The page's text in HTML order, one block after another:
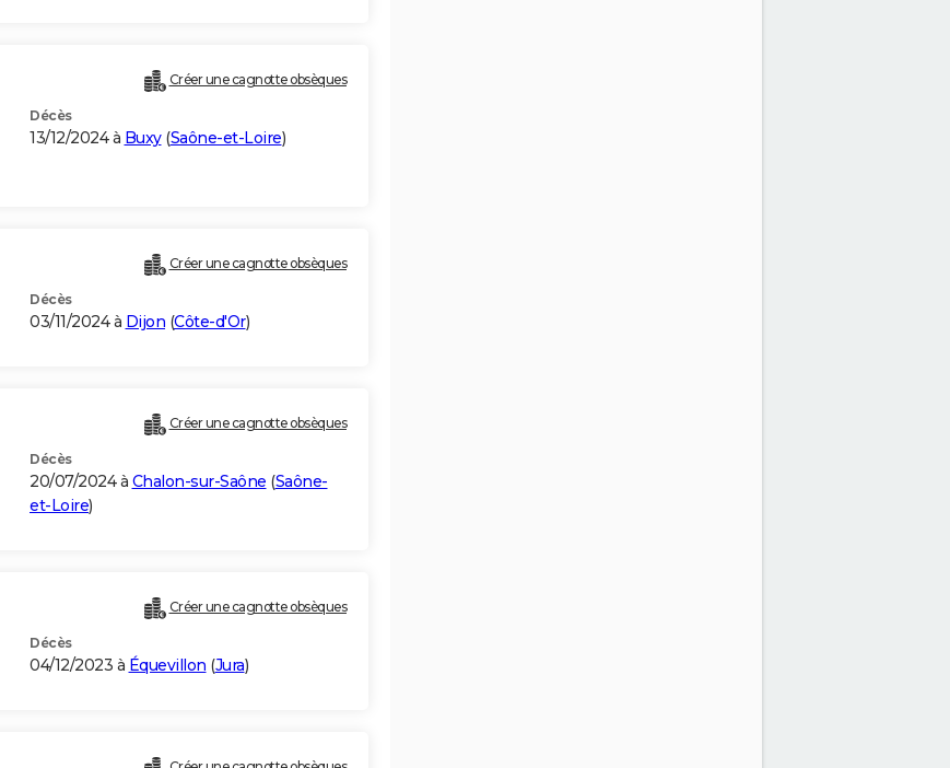
Créer une cagnotte obsèques
Décès
13/12/2024 à Buxy(Saône-et-Loire)
Créer une cagnotte obsèques
Décès
03/11/2024 à Dijon (Côte-d'Or)
Créer une cagnotte obsèques
Décès
20/07/2024 à Chalon-sur-Saône (Saône-
et-Loire)
Créer une cagnotte obsèques
Décès
04/12/2023 à Équevillon (Jura)